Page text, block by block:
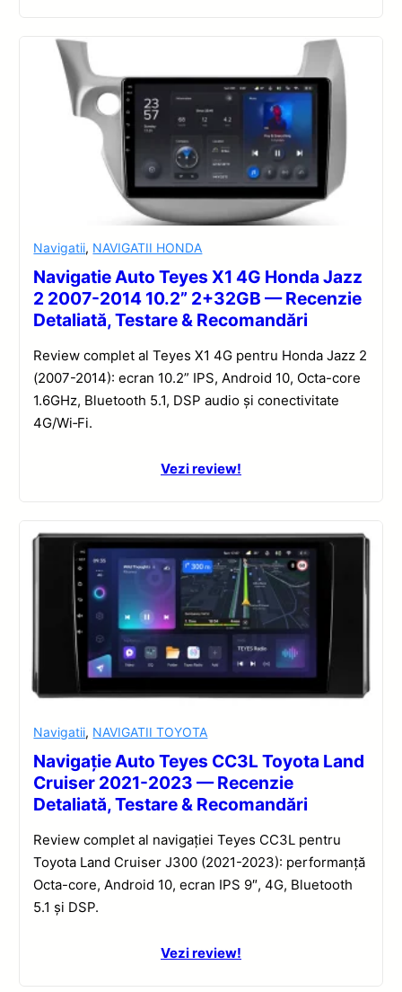
Navigatii, NAVIGATII HONDA
Navigatie Auto Teyes X1 4G Honda Jazz
2 2007-2014 10.2” 2+32GB — Recenzie
Detaliată, Testare & Recomandări
Review complet al Teyes X1 4G pentru Honda Jazz 2
(2007-2014): ecran 10.2” IPS, Android 10, Octa-core
1.6GHz, Bluetooth 5.1, DSP audio și conectivitate
4G/Wi‑Fi.
Vezi review!
Navigatii, NAVIGATII TOYOTA
Navigație Auto Teyes CC3L Toyota Land
Cruiser 2021-2023 — Recenzie
Detaliată, Testare & Recomandări
Review complet al navigației Teyes CC3L pentru
Toyota Land Cruiser J300 (2021-2023): performanță
Octa-core, Android 10, ecran IPS 9″, 4G, Bluetooth
5.1 și DSP.
Vezi review!